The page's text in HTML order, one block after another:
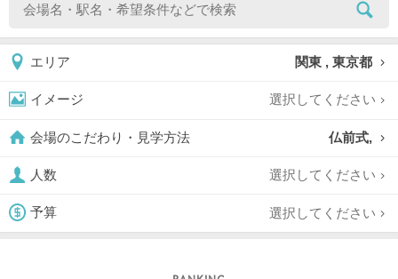
エリア 関東 , 東京都
イメージ 選択してください
会場のこだわり・見学方法 仏前式,
人数 選択してください
予算 選択してください